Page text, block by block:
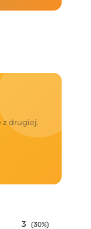
z drugiej.
3 (30%)